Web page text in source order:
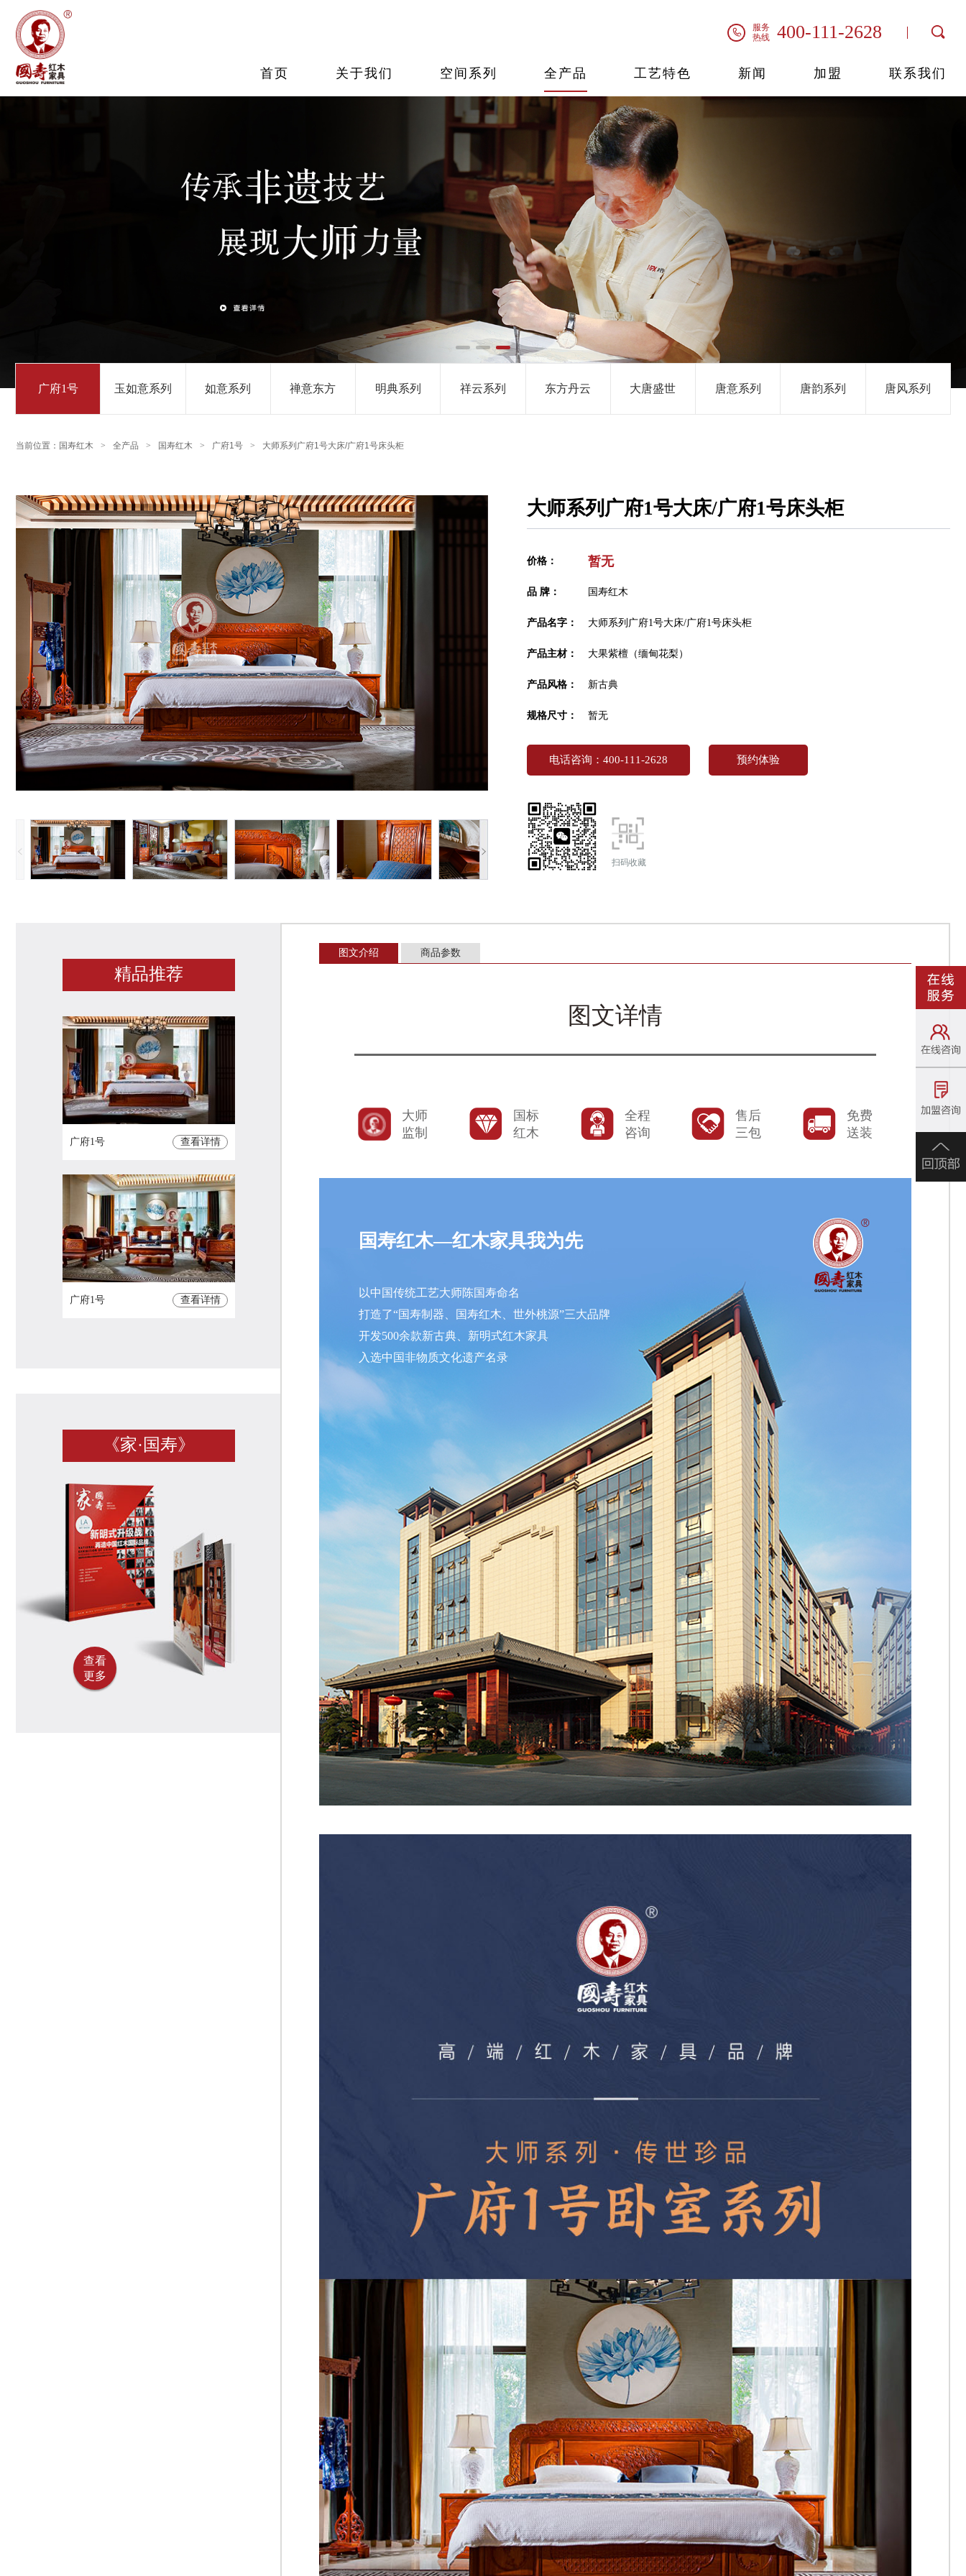
服务
热线
400-111-2628
首页 关于我们 空间系列 全产品 工艺特色 新闻 加盟 联系我们
查看详情 查看详情
品牌视频 艺术馆
查看详情 查看详情 查看详情 查看详情
茶室系列
国寿红木
如意系列 禅意东方
唐韵系列
唐风系列
查看详情
世外桃源
明轩系列 轩逸系列
君尚系列 桃源系列
查看详情 查看详情 查看详情
查看详情 查看详情 查看详情
查看详情 查看详情
查看详情 查看详情
联系我们
查看详情
广府1号 玉如意系列 如意系列 禅意东方 明典系列 祥云系列 东方丹云 大唐盛世 唐意系列 唐韵系列 唐风系列
当前位置： 国寿红木 > 全产品 > 国寿红木 > 广府1号 > 大师系列广府1号大床/广府1号床头柜
大师系列广府1号大床/广府1号床头柜
价格： 暂无
品 牌： 国寿红木
产品名字： 大师系列广府1号大床/广府1号床头柜
产品主材： 大果紫檀（缅甸花梨）
产品风格： 新古典
规格尺寸： 暂无
电话咨询：400-111-2628 预约体验
扫码收藏
精品推荐
广府1号 查看详情
广府1号 查看详情
《家·国寿》
查看
更多
图文介绍 商品参数
图文详情
大师
监制
国标
红木
全程
咨询
售后
三包
免费
送装
国寿红木—红木家具我为先
以中国传统工艺大师陈国寿命名
打造了“国寿制器、国寿红木、世外桃源”三大品牌
开发500余款新古典、新明式红木家具
入选中国非物质文化遗产名录